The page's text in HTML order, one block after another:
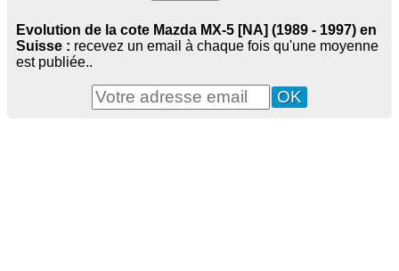
Evolution de la cote Mazda MX-5 [NA] (1989 - 1997) en
Suisse : recevez un email à chaque fois qu'une moyenne
est publiée..